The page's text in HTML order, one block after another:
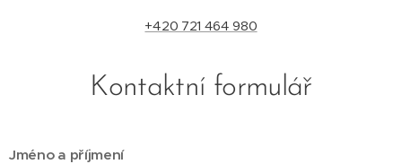
+420 721 464 980
Kontaktní formulář
Jméno a příjmení